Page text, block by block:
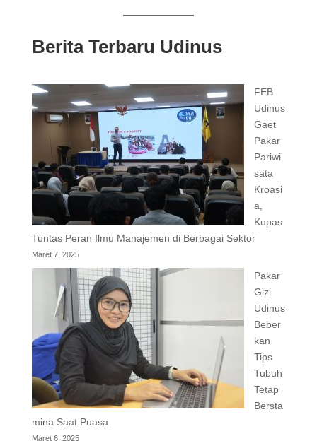
Berita Terbaru Udinus
FEB
Udinus
Gaet
Pakar
Pariwi
sata
Kroasi
a,
Kupas
Tuntas Peran Ilmu Manajemen di Berbagai Sektor
Maret 7, 2025
Pakar
Gizi
Udinus
Beber
kan
Tips
Tubuh
Tetap
Bersta
mina Saat Puasa
Maret 6, 2025